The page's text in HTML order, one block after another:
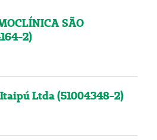
SÃO
2)
Ltda (51004348-2)